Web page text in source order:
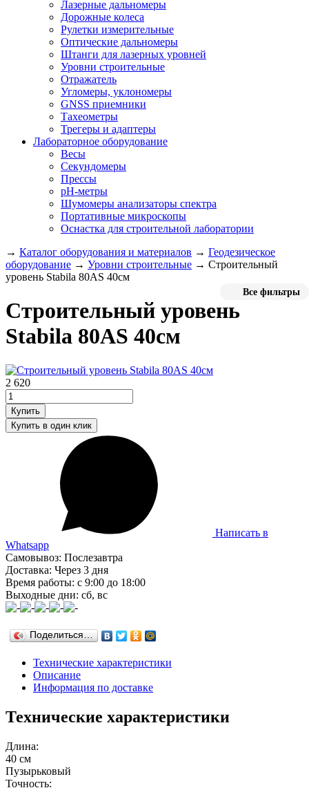
Лазерные дальномеры
Дорожные колеса
Рулетки измерительные
Оптические дальномеры
Штанги для лазерных уровней
Уровни строительные
Отражатель
Угломеры, уклономеры
GNSS приемники
Тахеометры
Трегеры и адаптеры
Лабораторное оборудование
Весы
Секундомеры
Прессы
pH-метры
Шумомеры анализаторы спектра
Портативные микроскопы
Оснастка для строительной лаборатории
→ Каталог оборудования и материалов → Геодезическое
оборудование → Уровни строительные → Строительный
уровень Stabila 80АS 40см
Все фильтры
Строительный уровень
Stabila 80АS 40см
2 620
Написать в
Whatsapp
Самовывоз: Послезавтра
Доставка: Через 3 дня
Время работы: с 9:00 до 18:00
Выходные дни: сб, вс
Поделиться…
Технические характеристики
Описание
Информация по доставке
Технические характеристики
Длина:
40 см
Пузырьковый
Точность: